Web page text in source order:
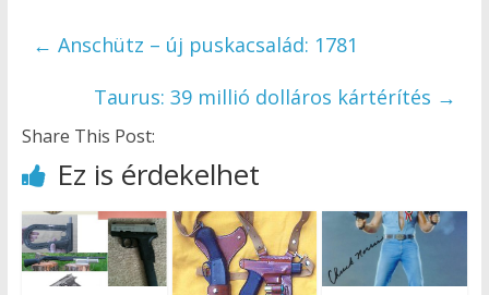
← Anschütz – új puskacsalád: 1781
Taurus: 39 millió dolláros kártérítés →
Share This Post:
Ez is érdekelhet